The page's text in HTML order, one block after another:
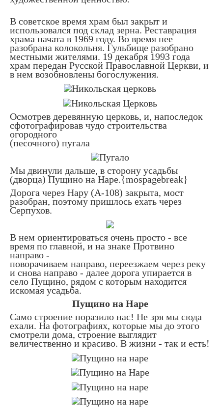
В советское время храм был закрыт и
использовался под склад зерна. Реставрация
храма начата в 1969 году. Во время нее
разобрана колокольня. Гульбище разобрано
местными жителями. 19 декабря 1993 года
храм передан Русской Православной Церкви, и
в нем возобновлены богослужения.
Осмотрев деревянную церковь, и, напоследок
сфотографировав чудо строительства
огородного
(песочного) пугала
Мы двинули дальше, в сторону усадьбы
(дворца) Пущино на Наре.{mospagebreak}
Дорога через Нару (А-108) закрыта, мост
разобран, поэтому пришлось ехать через
Серпухов.
В нем ориентироваться очень просто - все
время по главной, и на знаке Протвино
направо -
поворачиваем направо, переезжаем через реку
и снова направо - далее дорога упирается в
село Пущино, рядом с которым находится
искомая усадьба.
Пущино на Наре
Само строение поразило нас! Не зря мы сюда
ехали. На фотографиях, которые мы до этого
смотрели дома, строение выглядит
величественно и красиво. В жизни - так и есть!